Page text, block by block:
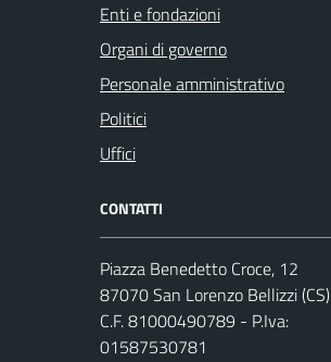
Enti e fondazioni
Organi di governo
Personale amministrativo
Politici
Uffici
CONTATTI
Piazza Benedetto Croce, 12
87070 San Lorenzo Bellizzi (CS)
C.F. 81000490789 - P.Iva:
01587530781